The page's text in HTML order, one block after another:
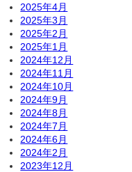
2025年4月
2025年3月
2025年2月
2025年1月
2024年12月
2024年11月
2024年10月
2024年9月
2024年8月
2024年7月
2024年6月
2024年2月
2023年12月